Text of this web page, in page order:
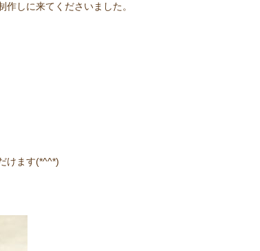
しに来てくださいました。
けます(*^^*)